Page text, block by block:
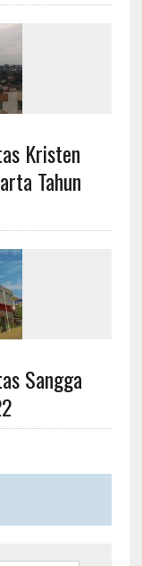
Kristen
Tahun
Sangga